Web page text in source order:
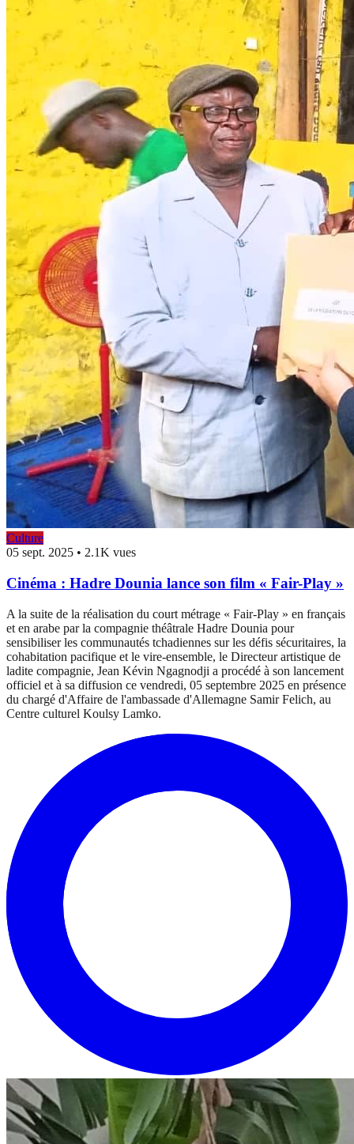
Culture
05 sept. 2025 • 2.1K vues
Cinéma : Hadre Dounia lance son film « Fair-Play »
A la suite de la réalisation du court métrage « Fair-Play » en français
et en arabe par la compagnie théâtrale Hadre Dounia pour
sensibiliser les communautés tchadiennes sur les défis sécuritaires, la
cohabitation pacifique et le vire-ensemble, le Directeur artistique de
ladite compagnie, Jean Kévin Ngagnodji a procédé à son lancement
officiel et à sa diffusion ce vendredi, 05 septembre 2025 en présence
du chargé d'Affaire de l'ambassade d'Allemagne Samir Felich, au
Centre culturel Koulsy Lamko.